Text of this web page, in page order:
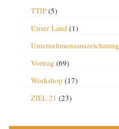
TTIP(5)
Unser Land (1)
Unternehmensauszeichnung
Vortrag (69)
Workshop (17)
ZIEL 21 (23)